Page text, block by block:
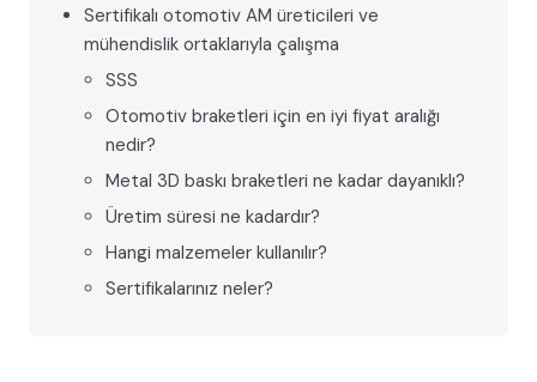
Sertifikalı otomotiv AM üreticileri ve
mühendislik ortaklarıyla çalışma
SSS
Otomotiv braketleri için en iyi fiyat aralığı
nedir?
Metal 3D baskı braketleri ne kadar dayanıklı?
Üretim süresi ne kadardır?
Hangi malzemeler kullanılır?
Sertifikalarınız neler?